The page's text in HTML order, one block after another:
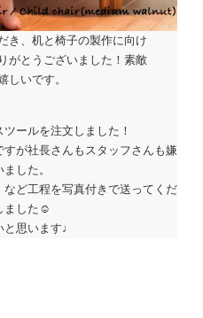
き、机と椅子の製作に向け
がとうございました！素敵
いです。
ールを注文しました！
が社長さんもスタッフさんも嫌
した。
ど工程を写真付きで送ってくだ
ました☺︎
思います♩